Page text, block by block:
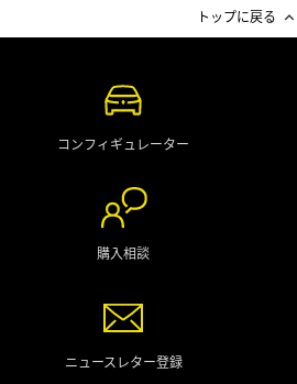
トップに戻る
コンフィギュレーター
購入相談
ニュースレター登録